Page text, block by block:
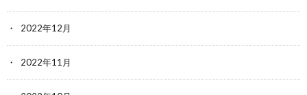
2022年12月
2022年11月